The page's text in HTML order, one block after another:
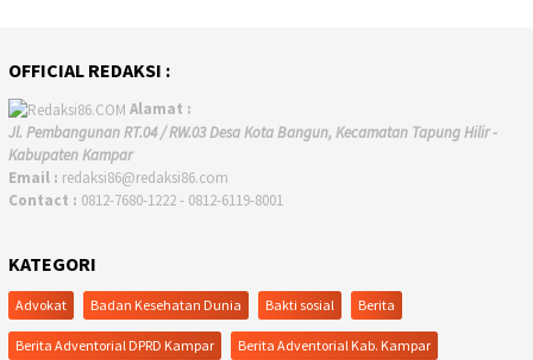
OFFICIAL REDAKSI :
Alamat :
Jl. Pembangunan RT.04 / RW.03 Desa Kota Bangun, Kecamatan Tapung Hilir -
Kabupaten Kampar
Email : redaksi86@redaksi86.com
Contact : 0812-7680-1222 - 0812-6119-8001
KATEGORI
Advokat Badan Kesehatan Dunia Bakti sosial Berita
Berita Adventorial DPRD Kampar Berita Adventorial Kab. Kampar